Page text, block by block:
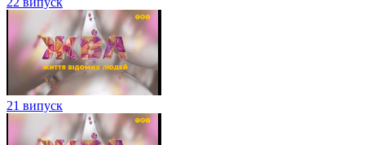
21 випуск